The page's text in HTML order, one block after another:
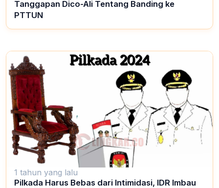
Tanggapan Dico-Ali Tentang Banding ke
PTTUN
1 tahun yang lalu
Pilkada Harus Bebas dari Intimidasi, IDR Imbau